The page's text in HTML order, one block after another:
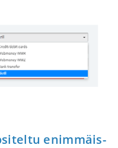
enimmäis-